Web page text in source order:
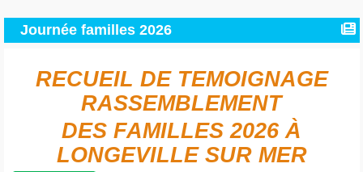
Journée familles 2026
RECUEIL DE TEMOIGNAGE
RASSEMBLEMENT
DES FAMILLES 2026 À
LONGEVILLE SUR MER